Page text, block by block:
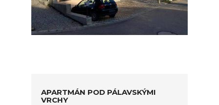
APARTMÁN POD PÁLAVSKÝMI
VRCHY